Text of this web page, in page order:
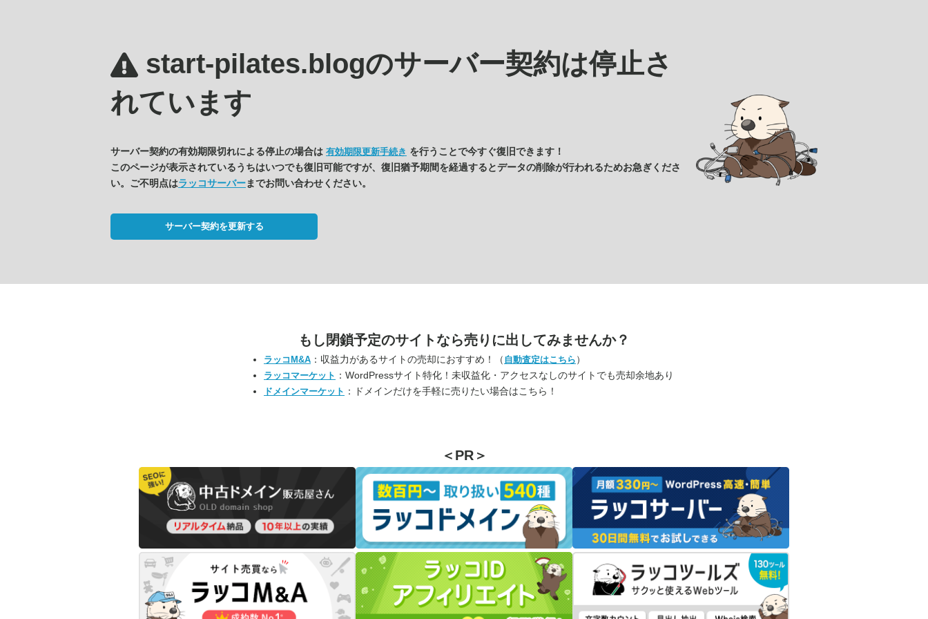
start-pilates.blogのサーバー契約は停止さ
れています
サーバー契約の有効期限切れによる停止の場合は 有効期限更新手続き を行うことで今すぐ復旧できます！
このページが表示されているうちはいつでも復旧可能ですが、復旧猶予期間を経過するとデータの削除が行われるためお急ぎくださ
い。ご不明点はラッコサーバーまでお問い合わせください。
サーバー契約を更新する
もし閉鎖予定のサイトなら売りに出してみませんか？
ラッコM&A ：収益力があるサイトの売却におすすめ！（ 自動査定はこちら ）
ラッコマーケット ：WordPressサイト特化！未収益化・アクセスなしのサイトでも売却余地あり
ドメインマーケット ：ドメインだけを手軽に売りたい場合はこちら！
＜PR＞